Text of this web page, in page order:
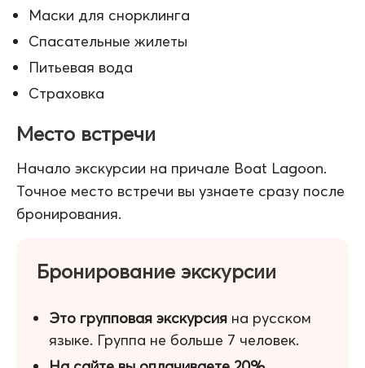
Маски для снорклинга
Спасательные жилеты
Питьевая вода
Страховка
Место встречи
Начало экскурсии на причале Boat Lagoon.
Точное место встречи вы узнаете сразу после
бронирования.
Бронирование экскурсии
Это групповая экскурсия на русском
языке. Группа не больше 7 человек.